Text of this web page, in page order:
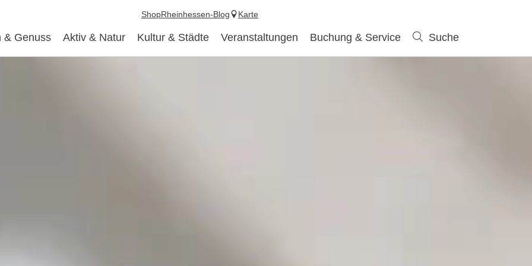
& Genuss Aktiv & Natur Kultur & Städte Veranstaltungen Buchung & Service Suche
ShopRheinhessen-Blog Karte